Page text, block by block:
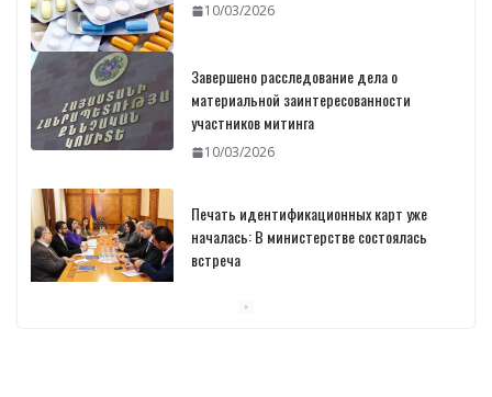
10/03/2026
Завершено расследование дела о
материальной заинтересованности
участников митинга
10/03/2026
Печать идентификационных карт уже
началась: В министерстве состоялась
встреча